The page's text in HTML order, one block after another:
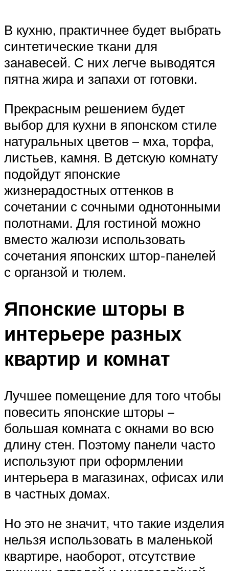
В кухню, практичнее будет выбрать
синтетические ткани для
занавесей. С них легче выводятся
пятна жира и запахи от готовки.
Прекрасным решением будет
выбор для кухни в японском стиле
натуральных цветов – мха, торфа,
листьев, камня. В детскую комнату
подойдут японские
жизнерадостных оттенков в
сочетании с сочными однотонными
полотнами. Для гостиной можно
вместо жалюзи использовать
сочетания японских штор-панелей
с органзой и тюлем.
Японские шторы в
интерьере разных
квартир и комнат
Лучшее помещение для того чтобы
повесить японские шторы –
большая комната с окнами во всю
длину стен. Поэтому панели часто
используют при оформлении
интерьера в магазинах, офисах или
в частных домах.
Но это не значит, что такие изделия
нельзя использовать в маленькой
квартире, наоборот, отсутствие